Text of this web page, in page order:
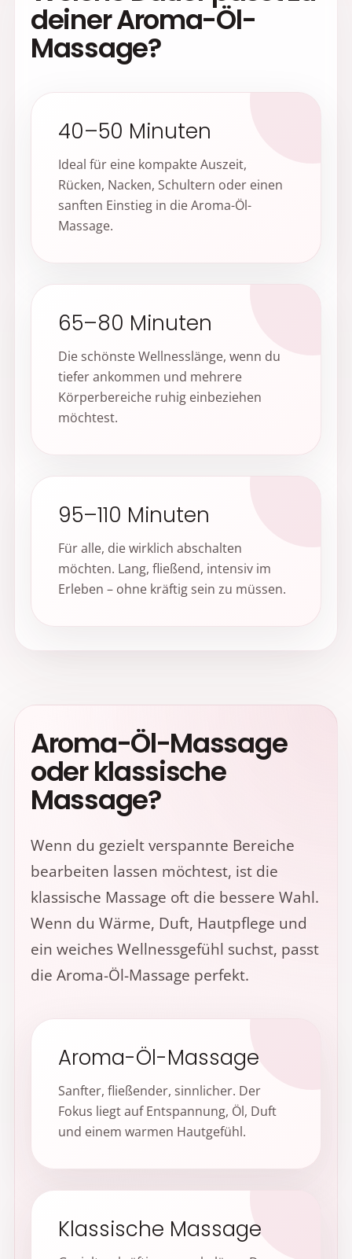
deiner Aroma-Öl-
Massage?
40–50 Minuten
Ideal für eine kompakte Auszeit,
Rücken, Nacken, Schultern oder einen
sanften Einstieg in die Aroma-Öl-
Massage.
65–80 Minuten
Die schönste Wellnesslänge, wenn du
tiefer ankommen und mehrere
Körperbereiche ruhig einbeziehen
möchtest.
95–110 Minuten
Für alle, die wirklich abschalten
möchten. Lang, fließend, intensiv im
Erleben – ohne kräftig sein zu müssen.
Aroma-Öl-Massage
oder klassische
Massage?
Wenn du gezielt verspannte Bereiche
bearbeiten lassen möchtest, ist die
klassische Massage oft die bessere Wahl.
Wenn du Wärme, Duft, Hautpflege und
ein weiches Wellnessgefühl suchst, passt
die Aroma-Öl-Massage perfekt.
Aroma-Öl-Massage
Sanfter, fließender, sinnlicher. Der
Fokus liegt auf Entspannung, Öl, Duft
und einem warmen Hautgefühl.
Klassische Massage